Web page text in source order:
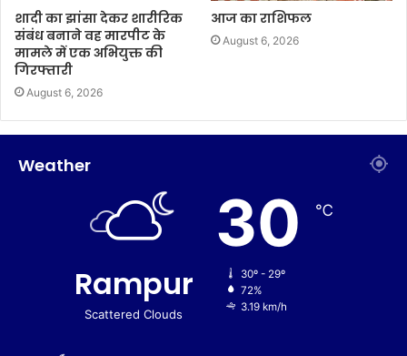
शादी का झांसा देकर शारीरिक
संबंध बनाने वह मारपीट के
मामले में एक अभियुक्त की
गिरफ्तारी
August 6, 2026
आज का राशिफल
August 6, 2026
Weather
Rampur
Scattered Clouds
30 ℃
30º - 29º
72%
3.19 km/h